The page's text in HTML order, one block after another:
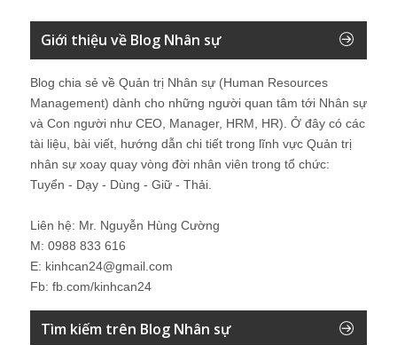
Giới thiệu về Blog Nhân sự
Blog chia sẻ về Quản trị Nhân sự (Human Resources
Management) dành cho những người quan tâm tới Nhân sự
và Con người như CEO, Manager, HRM, HR). Ở đây có các
tài liệu, bài viết, hướng dẫn chi tiết trong lĩnh vực Quản trị
nhân sự xoay quay vòng đời nhân viên trong tổ chức:
Tuyển - Dạy - Dùng - Giữ - Thải.
Liên hệ: Mr. Nguyễn Hùng Cường
M: 0988 833 616
E: kinhcan24@gmail.com
Fb: fb.com/kinhcan24
Tìm kiếm trên Blog Nhân sự